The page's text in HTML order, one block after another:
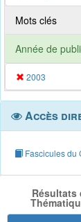
Mots clés
Année de
2003
Accès
Fascicules du
Résultats